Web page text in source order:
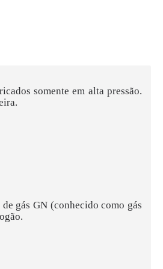
somente em alta pressão.
gás GN (conhecido como gás